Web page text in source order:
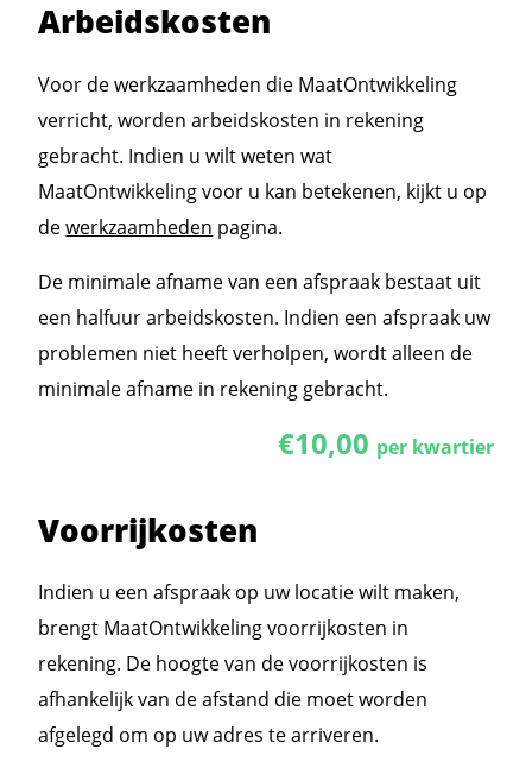
Arbeidskosten
Voor de werkzaamheden die MaatOntwikkeling
verricht, worden arbeidskosten in rekening
gebracht. Indien u wilt weten wat
MaatOntwikkeling voor u kan betekenen, kijkt u op
dewerkzaamheden pagina.
De minimale afname van een afspraak bestaat uit
een halfuur arbeidskosten. Indien een afspraak uw
problemen niet heeft verholpen, wordt alleen de
minimale afname in rekening gebracht.
€10,00 per kwartier
Voorrijkosten
Indien u een afspraak op uw locatie wilt maken,
brengt MaatOntwikkeling voorrijkosten in
rekening. De hoogte van de voorrijkosten is
afhankelijk van de afstand die moet worden
afgelegd om op uw adres te arriveren.